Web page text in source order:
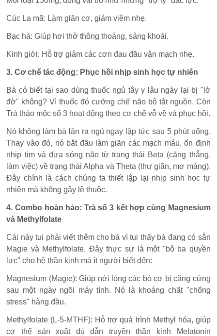
Cúc La mã: Làm giãn cơ, giảm viêm nhẹ.
Bạc hà: Giúp hơi thở thông thoáng, sảng khoái.
Kinh giới: Hỗ trợ giảm các cơn đau đầu vận mạch nhẹ.
3. Cơ chế tác động: Phục hồi nhịp sinh học tự nhiên
Bà có biết tại sao dùng thuốc ngủ tây y lâu ngày lại bị "lờ
đờ" không? Vì thuốc đó cưỡng chế não bộ tắt nguồn. Còn
Trà thảo mộc số 3 hoạt động theo cơ chế vỗ về và phục hồi.
Nó không làm bà lăn ra ngủ ngay lập tức sau 5 phút uống.
Thay vào đó, nó bắt đầu làm giãn các mạch máu, ổn định
nhịp tim và đưa sóng não từ trạng thái Beta (căng thẳng,
làm việc) về trạng thái Alpha và Theta (thư giãn, mơ màng).
Đây chính là cách chúng ta thiết lập lại nhịp sinh học tự
nhiên mà không gây lệ thuộc.
4. Combo hoàn hảo: Trà số 3 kết hợp cùng Magnesium
và Methylfolate
Cái này tui phải viết thêm cho bà vì tui thấy bà đang có sẵn
Magie và Methylfolate. Đây thực sự là một "bộ ba quyền
lực" cho hệ thần kinh mà ít người biết đến:
Magnesium (Magie): Giúp nới lỏng các bó cơ bị căng cứng
sau một ngày ngồi máy tính. Nó là khoáng chất "chống
stress" hàng đầu.
Methylfolate (L-5-MTHF): Hỗ trợ quá trình Methyl hóa, giúp
cơ thể sản xuất đủ dẫn truyền thần kinh Melatonin